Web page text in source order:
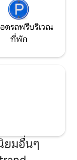
ดรถฟรีบริเวณ
ที่พัก
ยมอื่นๆ